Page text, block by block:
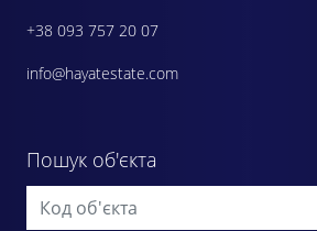
+38 093 757 20 07
info@hayatestate.com
Пошук об'єкта